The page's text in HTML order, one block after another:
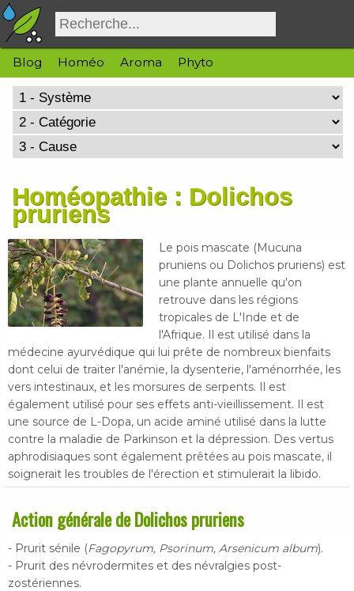
Blog Homéo Aroma Phyto
Homéopathie : Dolichos
pruriens
Le pois mascate (Mucuna
pruniens ou Dolichos pruriens) est
une plante annuelle qu'on
retrouve dans les régions
tropicales de L'Inde et de
l'Afrique. Il est utilisé dans la
médecine ayurvédique qui lui prête de nombreux bienfaits
dont celui de traiter l'anémie, la dysenterie, l'aménorrhée, les
vers intestinaux, et les morsures de serpents. Il est
également utilisé pour ses effets anti-vieillissement. Il est
une source de L-Dopa, un acide aminé utilisé dans la lutte
contre la maladie de Parkinson et la dépression. Des vertus
aphrodisiaques sont également prêtées au pois mascate, il
soignerait les troubles de l'érection et stimulerait la libido.
Action générale de Dolichos pruriens
- Prurit sénile (Fagopyrum, Psorinum, Arsenicum album).
- Prurit des névrodermites et des névralgies post-
zostériennes.